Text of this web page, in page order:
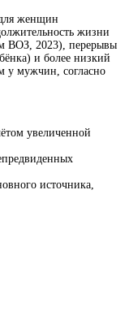
женщин
жизни
ВОЗ, 2023), перерывы
и более низкий
у мужчин, согласно
увеличенной
источника,